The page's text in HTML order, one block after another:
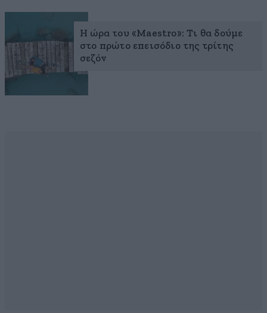
H ώρα του «Maestro»: Τι θα δούμε
στο πρώτο επεισόδιο της τρίτης
σεζόν